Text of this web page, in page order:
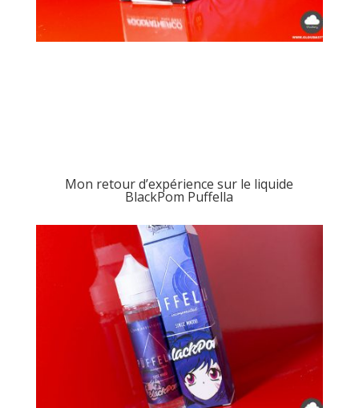
Mon retour d’expérience sur le liquide
BlackPom Puffella